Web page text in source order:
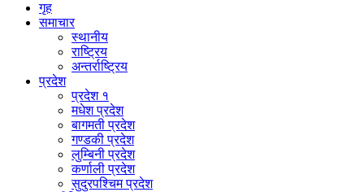
गृह
समाचार
स्थानीय
राष्ट्रिय
अन्तर्राष्ट्रिय
प्रदेश
प्रदेश १
मधेश प्रदेश
बागमती प्रदेश
गण्डकी प्रदेश
लुम्बिनी प्रदेश
कर्णाली प्रदेश
सुदुरपश्चिम प्रदेश